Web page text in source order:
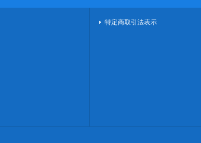
特定商取引法表示